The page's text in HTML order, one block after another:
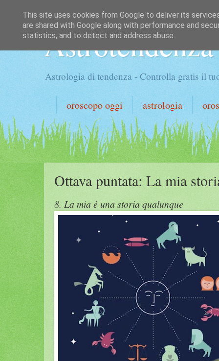
Astrotendenza
Astrologia di tendenza - Controlla gratis il
oroscopo oggi astrologia
Ottava puntata: La mia
8. La mia è una storia qualunque
This site uses cookies from Google to deliver its
are shared with Google along with performance and
statistics, and to detect and address abuse.